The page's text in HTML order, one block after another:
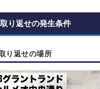
り返せの発生条件
り返せの場所